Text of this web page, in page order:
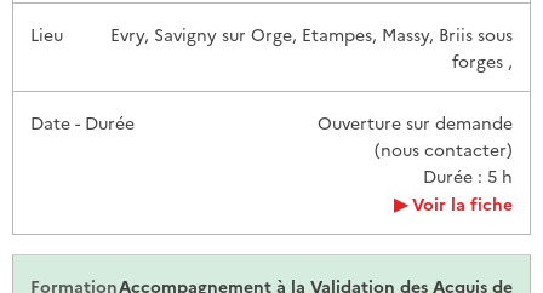
Evry, Savigny sur Orge, Etampes, Massy, Briis sous
forges ,
Ouverture sur demande
(nous contacter)
Durée : 5 h
Voir la fiche
Accompagnement à la Validation des Acquis de